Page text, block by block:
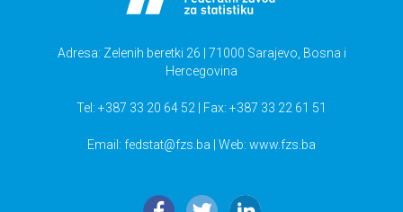
Adresa: Zelenih beretki 26 | 71000 Sarajevo, Bosna i
Hercegovina
Tel: +387 33 20 64 52 | Fax: +387 33 22 61 51
Email: fedstat@fzs.ba | Web: www.fzs.ba